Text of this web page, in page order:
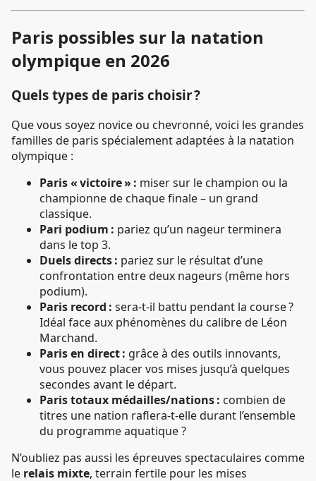
Paris possibles sur la natation
olympique en 2026
Quels types de paris choisir ?
Que vous soyez novice ou chevronné, voici les grandes
familles de paris spécialement adaptées à la natation
olympique :
Paris « victoire » : miser sur le champion ou la
championne de chaque finale – un grand
classique.
Pari podium : pariez qu’un nageur terminera
dans le top 3.
Duels directs : pariez sur le résultat d’une
confrontation entre deux nageurs (même hors
podium).
Paris record : sera-t-il battu pendant la course ?
Idéal face aux phénomènes du calibre de Léon
Marchand.
Paris en direct : grâce à des outils innovants,
vous pouvez placer vos mises jusqu’à quelques
secondes avant le départ.
Paris totaux médailles/nations : combien de
titres une nation raflera-t-elle durant l’ensemble
du programme aquatique ?
N’oubliez pas aussi les épreuves spectaculaires comme
le relais mixte, terrain fertile pour les mises